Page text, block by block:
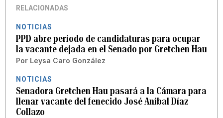
RELACIONADAS
NOTICIAS
PPD abre período de candidaturas para ocupar
la vacante dejada en el Senado por Gretchen Hau
Por Leysa Caro González
NOTICIAS
Senadora Gretchen Hau pasará a la Cámara para
llenar vacante del fenecido José Aníbal Díaz
Collazo